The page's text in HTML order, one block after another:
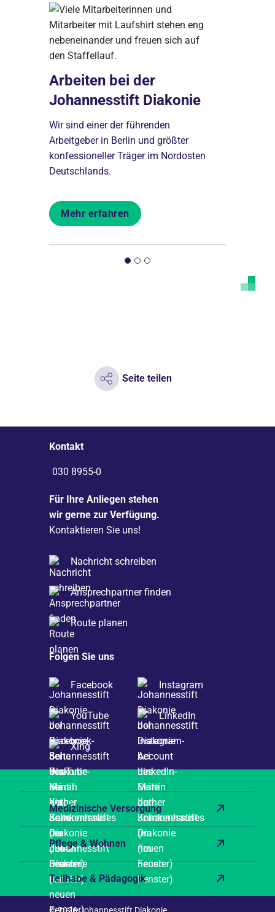
Arbeiten bei der
Johannesstift Diakonie
Wir sind einer der führenden
Arbeitgeber in Berlin und größter
konfessioneller Träger im Nordosten
Deutschlands.
Mehr erfahren
Seite teilen
Kontakt
030 8955-0
Für Ihre Anliegen stehen
wir gerne zur Verfügung.
Kontaktieren Sie uns!
Nachricht schreiben
Ansprechpartner finden
Route planen
Folgen Sie uns
Facebook Instagram
YouTube LinkedIn
Xing
Medizinische Versorgung
Pflege & Wohnen
Teilhabe & Pädagogik